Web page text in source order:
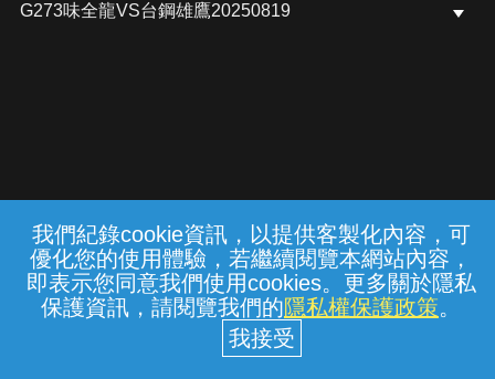
我們紀錄cookie資訊，以提供客製化內容，可
優化您的使用體驗，若繼續閱覽本網站內容，
即表示您同意我們使用cookies。更多關於隱私
保護資訊，請閱覽我們的隱私權保護政策。
G273味全龍VS台鋼雄鷹20250819
常見問題 線上客服 服務條款 隱私權保護
中華電信股份有限公司個人家庭分公司
(統一編號：96979949) © 2026
{{notifyMsg}}